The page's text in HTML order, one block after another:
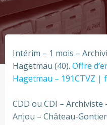
Intérim – 1 mois –
Hagetmau (40). Offre
Hagetmau – 191CTVZ |
CDD ou CDI –
Anjou – Château-Gontier